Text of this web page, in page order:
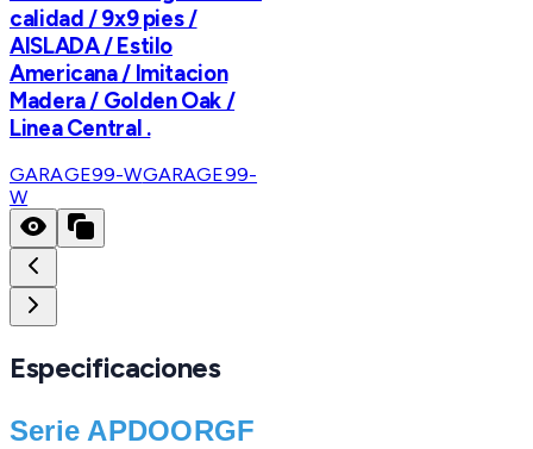
calidad / 9x9 pies /
AISLADA / Estilo
Americana / Imitacion
Madera / Golden Oak /
Linea Central .
GARAGE99-WGARAGE99-
W
Especificaciones
Serie APDOORGF